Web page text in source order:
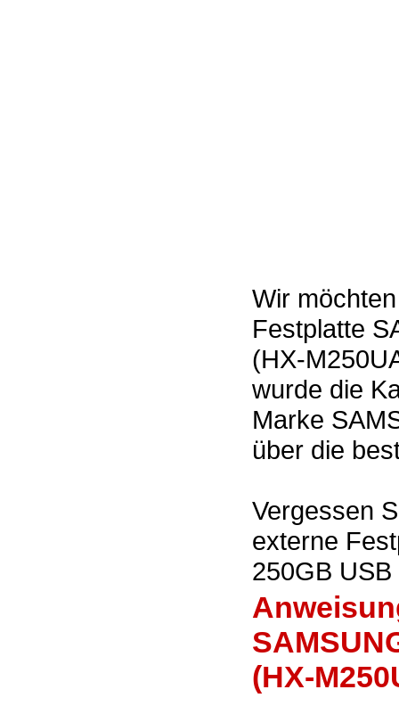
Wir
Festplatte
(HX-
wurde die
Marke
über die
Vergessen
externe
250GB
(HX-